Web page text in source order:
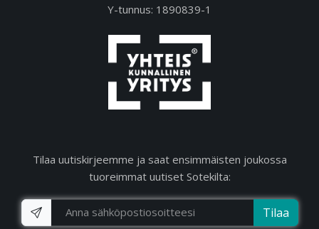
Y-tunnus: 1890839-1
Tilaa uutiskirjeemme ja saat ensimmäisten joukossa
tuoreimmat uutiset Sotekilta:
Tilaa